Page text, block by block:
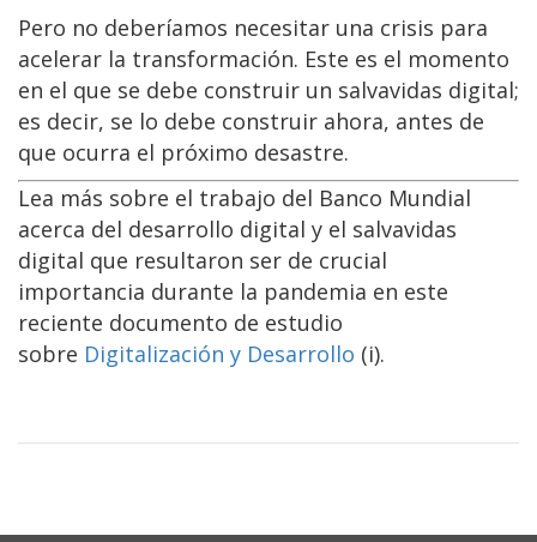
Pero no deberíamos necesitar una crisis para
acelerar la transformación. Este es el momento
en el que se debe construir un salvavidas digital;
es decir, se lo debe construir ahora, antes de
que ocurra el próximo desastre.
Lea más sobre el trabajo del Banco Mundial
acerca del desarrollo digital y el salvavidas
digital que resultaron ser de crucial
importancia durante la pandemia en este
reciente documento de estudio
sobre Digitalización y Desarrollo (i).